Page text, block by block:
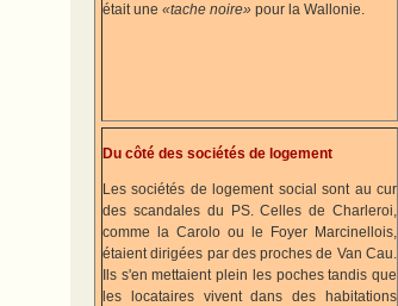
était une «tache noire» pour la Wallonie.
Du côté des sociétés de logement
Les sociétés de logement social sont au cur
des scandales du PS. Celles de Charleroi,
comme la Carolo ou le Foyer Marcinellois,
étaient dirigées par des proches de Van Cau.
Ils s'en mettaient plein les poches tandis que
les locataires vivent dans des habitations